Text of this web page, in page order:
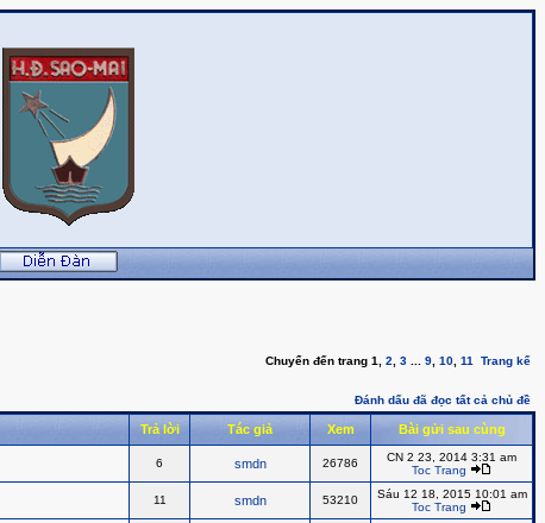
Chuyển đến trang 1 2 3 9 10 11 Trang kế
Đánh dấu đã đọc tất cả chủ đề
Trả lời Tác giả Xem Bài gửi sau cùng
6 smdn 26786
CN 2 23, 2014 3:31 am
Toc Trang
11 smdn 53210
Sáu 12 18, 2015 10:01 am
Toc Trang